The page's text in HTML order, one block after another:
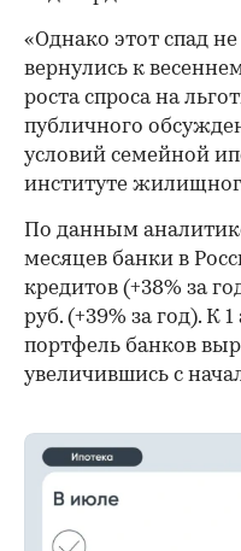
«Однако этот спад
вернулись к
роста спроса на
публичного
условий семейной
институте
По данным
месяцев банки в
кредитов (+38% за
руб. (+39% за год). К
портфель банков
увеличившись с